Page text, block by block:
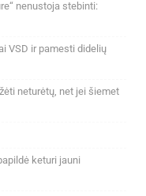
nenustoja stebinti:
VSD ir pamesti didelių
neturėtų, net jei šiemet
keturi jauni